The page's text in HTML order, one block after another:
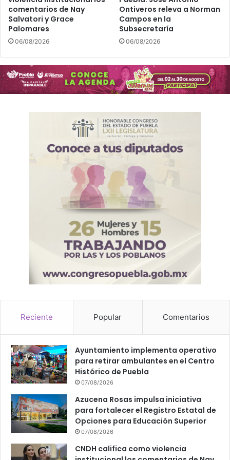
comentarios de Nay
Salvatori y Grace
Palomares
06/08/2026
Ontiveros releva a Norman
Campos en la
Subsecretaría
06/08/2026
Reciente Popular Comentarios
Ayuntamiento implementa operativo
para retirar ambulantes en el Centro
Histórico de Puebla
07/08/2026
Azucena Rosas impulsa iniciativa
para fortalecer el Registro Estatal de
Opciones para Educación Superior
07/08/2026
CNDH califica como violencia